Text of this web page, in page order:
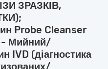
ЗРАЗКІВ,
Probe Cleanser
- Мийний/
IVD (діагностика